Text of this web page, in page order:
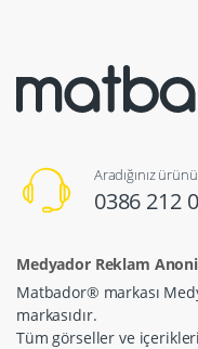
Aradığınız
0386 212
Medyador Reklam
Matbador® markası
markasıdır.
Tüm görseller ve